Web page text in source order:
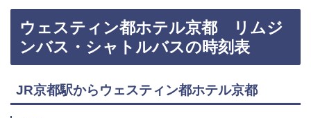
ウェスティン都ホテル京都 リムジ
ンバス・シャトルバスの時刻表
JR京都駅からウェスティン都ホテル京都